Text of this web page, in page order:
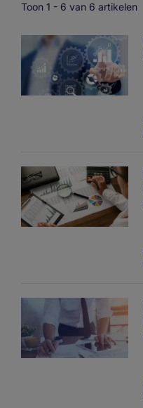
Toon 1 - 6 van 6 artikelen